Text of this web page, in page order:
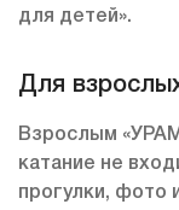
для детей».
Для
Взрослым
катание не
прогулки, фото